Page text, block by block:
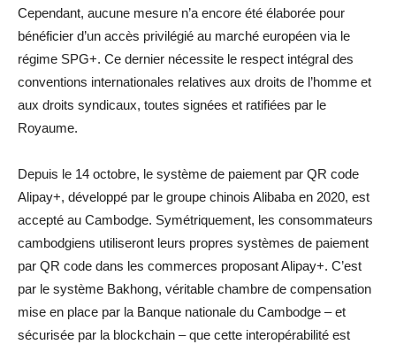
Cependant, aucune mesure n’a encore été élaborée pour
bénéficier d’un accès privilégié au marché européen via le
régime SPG+. Ce dernier nécessite le respect intégral des
conventions internationales relatives aux droits de l’homme et
aux droits syndicaux, toutes signées et ratifiées par le
Royaume.
Depuis le 14 octobre, le système de paiement par QR code
Alipay+, développé par le groupe chinois Alibaba en 2020, est
accepté au Cambodge. Symétriquement, les consommateurs
cambodgiens utiliseront leurs propres systèmes de paiement
par QR code dans les commerces proposant Alipay+. C’est
par le système Bakhong, véritable chambre de compensation
mise en place par la Banque nationale du Cambodge – et
sécurisée par la blockchain – que cette interopérabilité est